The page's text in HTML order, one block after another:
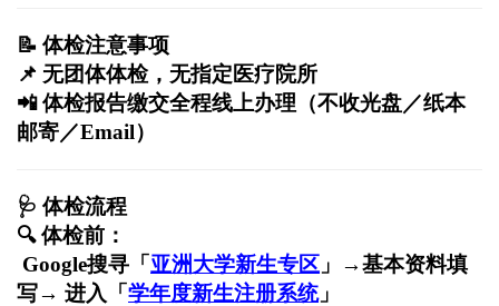
📝 体检注意事项
📌 无团体体检，无指定医疗院所
📲体检报告缴交全程线上办理（不收光盘／纸本
邮寄／Email）
🩺 体检流程
🔍体检前：
Google搜寻「亚洲大学新生专区 」→基本资料填
写→ 进入「学年度新生注册系统」